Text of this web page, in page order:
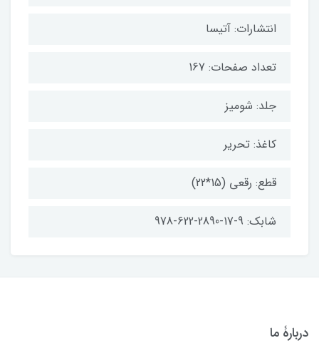
انتشارات: آتیسا
تعداد صفحات: 167
جلد: شومیز
کاغذ: تحریر
قطع: رقعی (15*22)
شابک: 9-17-2890-622-978
دربارۀ ما